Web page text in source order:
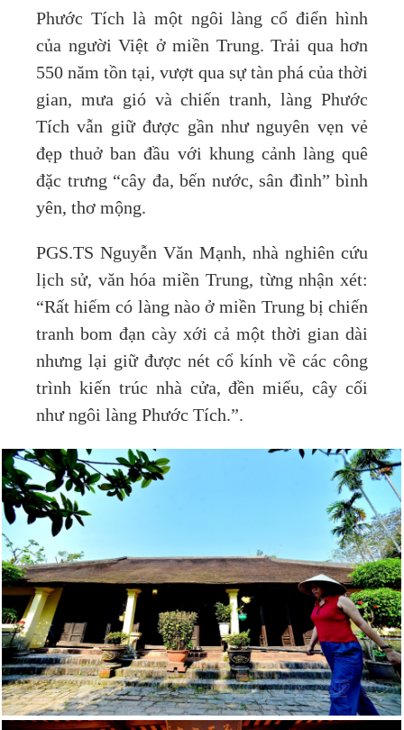
Phước Tích là một ngôi làng cổ điển hình
của người Việt ở miền Trung. Trải qua hơn
550 năm tồn tại, vượt qua sự tàn phá của thời
gian, mưa gió và chiến tranh, làng Phước
Tích vẫn giữ được gần như nguyên vẹn vẻ
đẹp thuở ban đầu với khung cảnh làng quê
đặc trưng “cây đa, bến nước, sân đình” bình
yên, thơ mộng.
PGS.TS Nguyễn Văn Mạnh, nhà nghiên cứu
lịch sử, văn hóa miền Trung, từng nhận xét:
“Rất hiếm có làng nào ở miền Trung bị chiến
tranh bom đạn cày xới cả một thời gian dài
nhưng lại giữ được nét cổ kính về các công
trình kiến trúc nhà cửa, đền miếu, cây cối
như ngôi làng Phước Tích.”.